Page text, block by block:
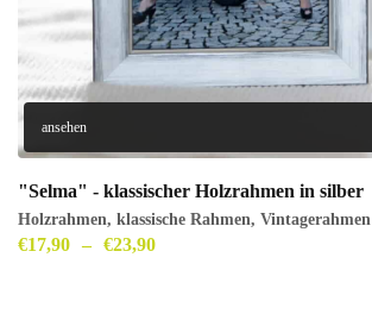
ansehen
"Selma" - klassischer Holzrahmen in silber
Holzrahmen, klassische Rahmen, Vintagerahmen
€17,90 – €23,90